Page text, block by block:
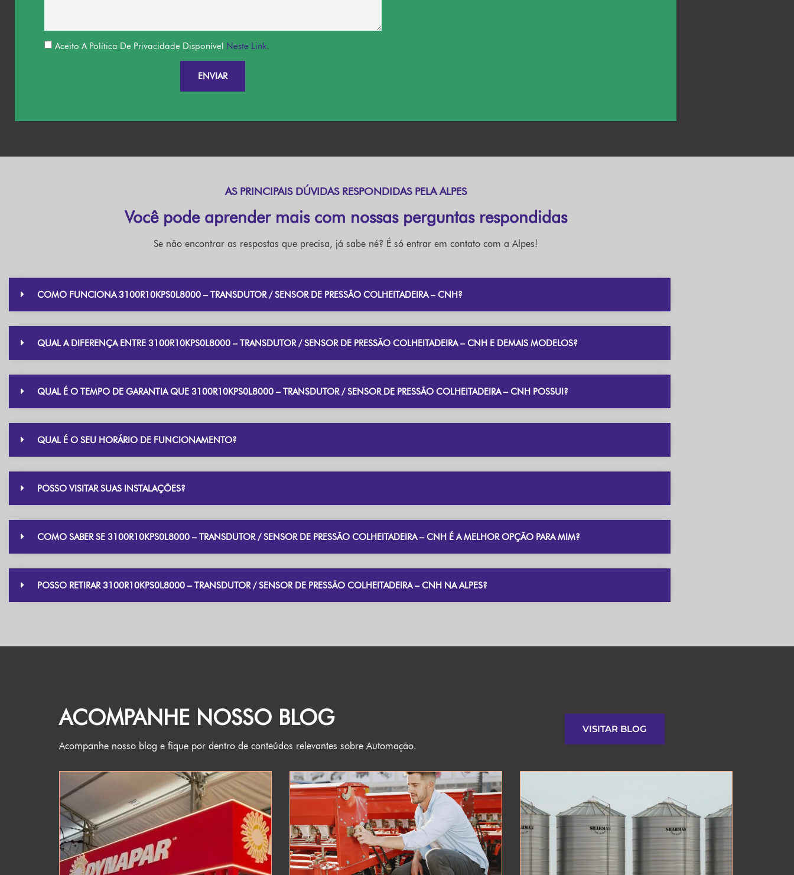
Aceito A Política De Privacidade Disponível Neste Link.
ENVIAR
AS PRINCIPAIS DÚVIDAS RESPONDIDAS PELA ALPES
Você pode aprender mais com nossas perguntas respondidas
Se não encontrar as respostas que precisa, já sabe né? É só entrar em contato com a Alpes!
COMO FUNCIONA 3100R10KPS0L8000 – TRANSDUTOR / SENSOR DE PRESSÃO COLHEITADEIRA – CNH?
QUAL A DIFERENÇA ENTRE 3100R10KPS0L8000 – TRANSDUTOR / SENSOR DE PRESSÃO COLHEITADEIRA – CNH E DEMAIS MODELOS?
QUAL É O TEMPO DE GARANTIA QUE 3100R10KPS0L8000 – TRANSDUTOR / SENSOR DE PRESSÃO COLHEITADEIRA – CNH POSSUI?
QUAL É O SEU HORÁRIO DE FUNCIONAMENTO?
POSSO VISITAR SUAS INSTALAÇÕES?
COMO SABER SE 3100R10KPS0L8000 – TRANSDUTOR / SENSOR DE PRESSÃO COLHEITADEIRA – CNH É A MELHOR OPÇÃO PARA MIM?
POSSO RETIRAR 3100R10KPS0L8000 – TRANSDUTOR / SENSOR DE PRESSÃO COLHEITADEIRA – CNH NA ALPES?
ACOMPANHE NOSSO BLOG
Acompanhe nosso blog e fique por dentro de conteúdos relevantes sobre Automação.
VISITAR BLOG